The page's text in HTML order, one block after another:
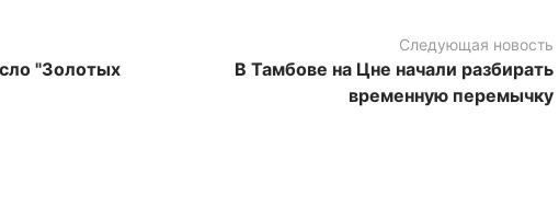
"Золотых
Следующая новость
В Тамбове на Цне начали разбирать
временную перемычку